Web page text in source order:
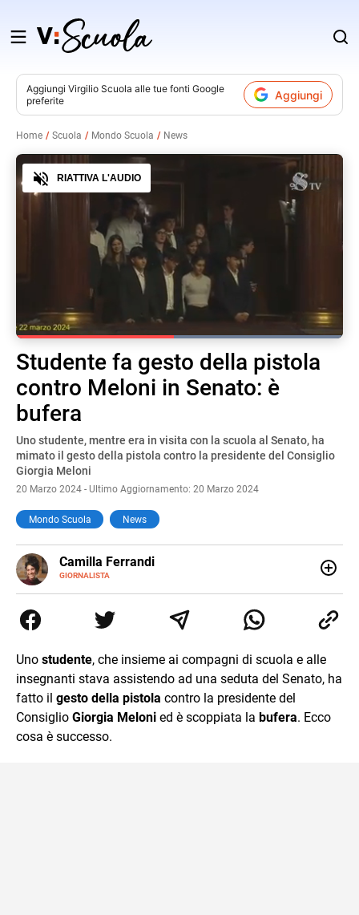
Salta
contenuto
Aggiungi Virgilio Scuola alle tue fonti Google
preferite
Aggiungi
Home Scuola Mondo Scuola News
Pause Unmute
Loaded:100.00%
Audio
RIATTIVA L'AUDIO
Studente fa gesto della pistola
contro Meloni in Senato: è
bufera
Uno studente, mentre era in visita con la scuola al Senato, ha
mimato il gesto della pistola contro la presidente del Consiglio
Giorgia Meloni
20 Marzo 2024 - Ultimo Aggiornamento: 20 Marzo 2024
Mondo Scuola News
Camilla Ferrandi
GIORNALISTA
E-
MAIL
LINKEDIN
di trasformare la passione per la scrittura in un lavoro, e
da lì non mi sono più fermata. L’attualità è il mio pane
mente.
Uno studente, che insieme ai compagni di scuola e alle
insegnanti stava assistendo ad una seduta del Senato, ha
fatto il gesto della pistola contro la presidente del
Consiglio Giorgia Meloni ed è scoppiata la bufera. Ecco
cosa è successo.